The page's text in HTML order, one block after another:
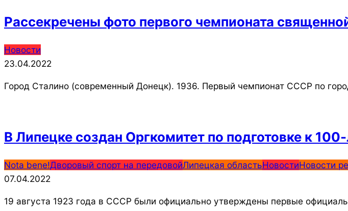
Рассекречены фото первого чемпионата
2022-
04-
Новости
23.04.2022
Город Сталино (современный Донецк). 1936. Первый чемпионат СССР по
В Липецке создан Оргкомитет по подготовке к
2022-
04-
Nota bene!Дворовый спорт на передовойЛипецкая областьНовостиНовости
07.04.2022
19 августа 1923 года в СССР были официально утверждены первые